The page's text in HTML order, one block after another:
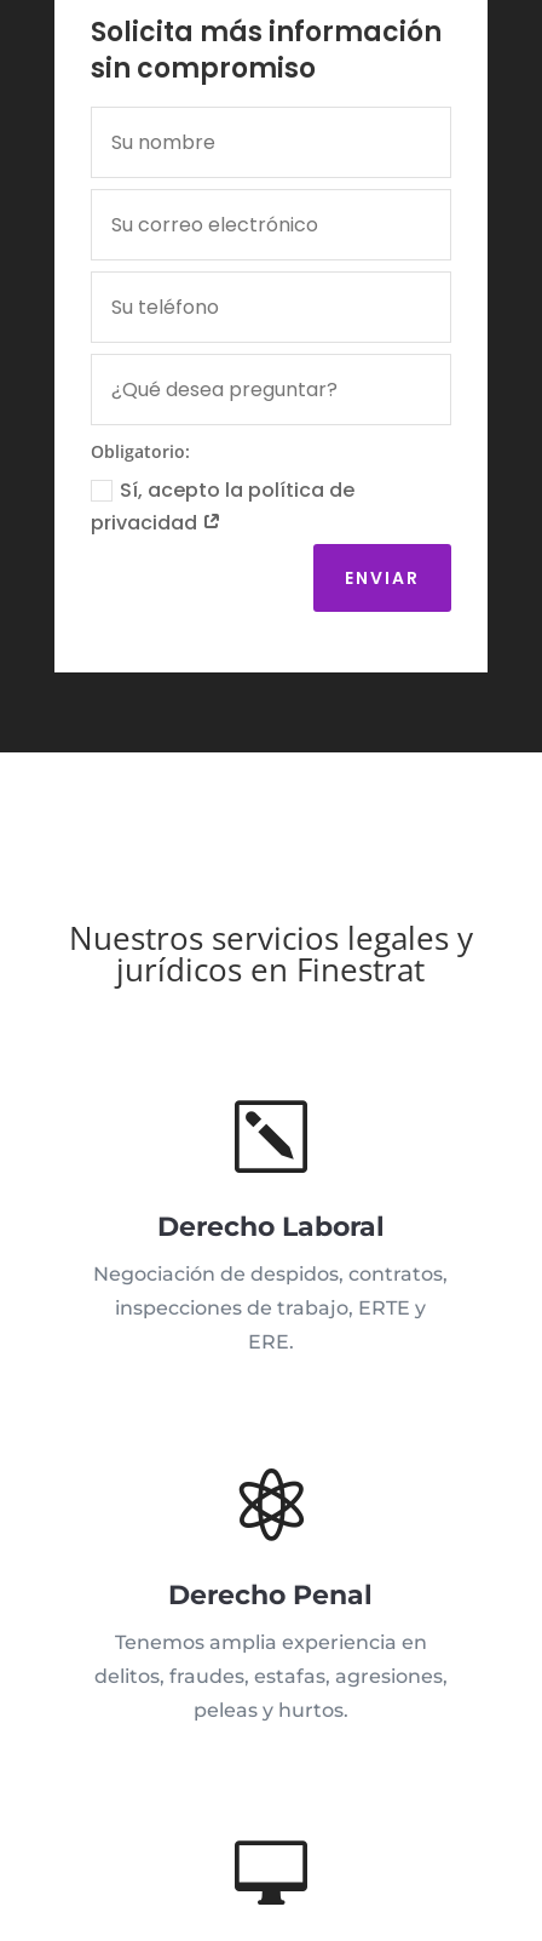
Solicita más información
sin compromiso
Obligatorio:
Sí, acepto la política de
privacidad
ENVIAR
Nuestros servicios legales y
jurídicos en Finestrat
k
Derecho Laboral
Negociación de despidos, contratos,
inspecciones de trabajo, ERTE y
ERE.

Derecho Penal
Tenemos amplia experiencia en
delitos, fraudes, estafas, agresiones,
peleas y hurtos.
